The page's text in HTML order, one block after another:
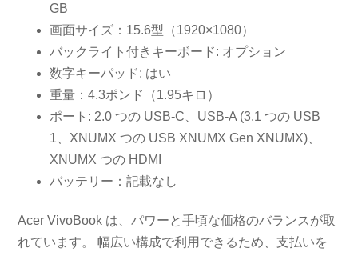
GB
画面サイズ：15.6型（1920×1080）
バックライト付きキーボード: オプション
数字キーパッド: はい
重量：4.3ポンド（1.95キロ）
ポート: 2.0 つの USB-C、USB-A (3.1 つの USB
1、XNUMX つの USB XNUMX Gen XNUMX)、
XNUMX つの HDMI
バッテリー：記載なし
Acer VivoBook は、パワーと手頃な価格のバランスが取
れています。 幅広い構成で利用できるため、支払いを